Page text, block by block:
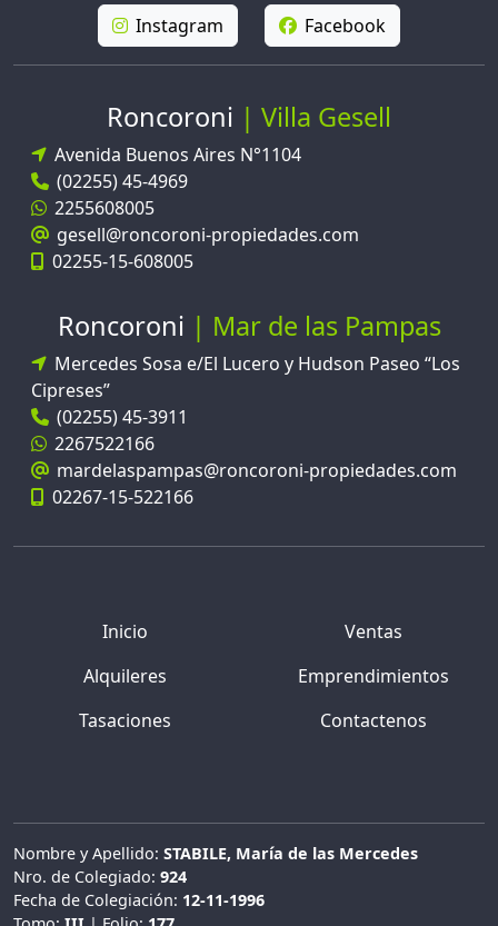
Instagram Facebook
Roncoroni Villa Gesell
Avenida Buenos Aires N°1104
(02255) 45-4969
2255608005
gesell@roncoroni-propiedades.com
02255-15-608005
Roncoroni Mar de las Pampas
Mercedes Sosa e/El Lucero y Hudson Paseo “Los
Cipreses”
(02255) 45-3911
2267522166
mardelaspampas@roncoroni-propiedades.com
02267-15-522166
Inicio
Ventas
Alquileres
Emprendimientos
Tasaciones
Contactenos
Nombre y Apellido: STABILE, María de las Mercedes
Nro. de Colegiado: 924
Fecha de Colegiación: 12-11-1996